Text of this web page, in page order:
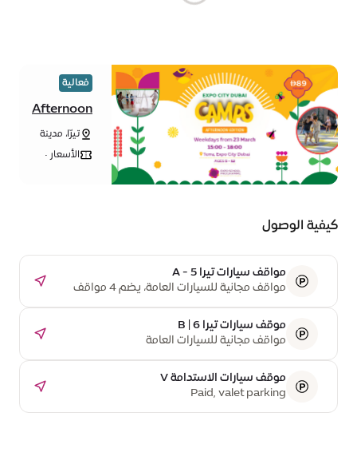
فعالية
Afternoon
camp at
Terra
تيرّا، مدينة
إكسبو دبي
الأسعار •
كيفية الوصول
مواقف سيارات تيرا A - 5
مواقف مجانية للسيارات العامة، يضم 4 مواقف
مخصصة لذوي أصحاب الهمم
موقف سيارات تيرا B | 6
مواقف مجانية للسيارات العامة
موقف سيارات الاستدامة V
Paid, valet parking